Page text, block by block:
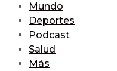
Mundo
Deportes
Podcast
Salud
Más